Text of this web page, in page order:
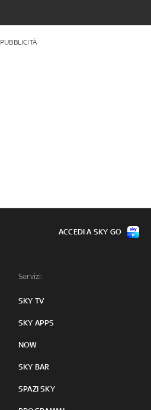
PUBBLICITÀ
Servizi:
SKY TV
SKY APPS
NOW
SKY BAR
SPAZI SKY
ACCEDI A SKY GO